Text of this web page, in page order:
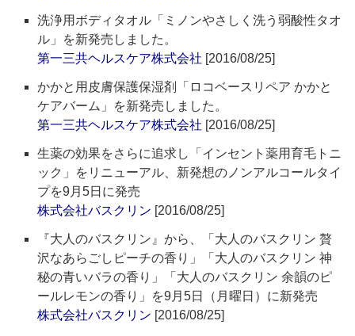
洗浄用ボディタオル「ミノンやさしく洗う弱酸性タオ
ル」を新発売しました。
第一三共ヘルスケア株式会社 [2016/08/25]
かかと用皮膚保護保湿剤「ロコベースリペア かかと
ケアバーム」を新発売しました。
第一三共ヘルスケア株式会社 [2016/08/25]
生薬の効果をさらに追求し「インセント薬用育毛トニ
ック」をリニューアル、新発想のノンアルコールタイ
プを9月5日に発売
株式会社バスクリン [2016/08/25]
『大人のバスクリン』から、「大人のバスクリン 贅
沢なあらごしピーチの香り」「大人のバスクリン 神
秘の青いバラの香り」「大人のバスクリン 余韻のピ
ールレモンの香り」を9月5日（月曜日）に新発売
株式会社バスクリン [2016/08/25]